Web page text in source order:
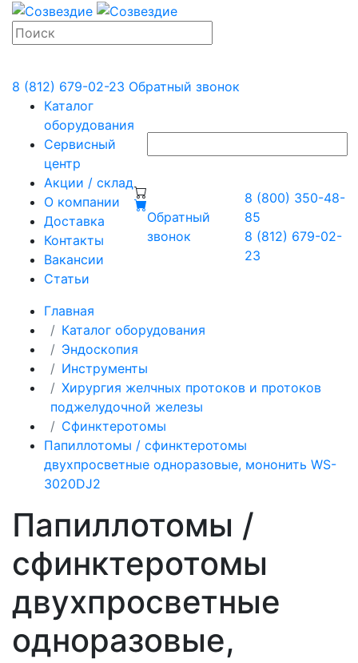
8 (812) 679-02-23 Обратный звонок
Каталог
оборудования
Сервисный
центр
Акции / склад
О компании
Доставка
Контакты
Вакансии
Статьи
Обратный
звонок
8 (800) 350-48-
85
8 (812) 679-02-
23
Главная
Каталог оборудования
Эндоскопия
Инструменты
Хирургия желчных протоков и протоков
поджелудочной железы
Сфинктеротомы
Папиллотомы / сфинктеротомы
двухпросветные одноразовые, мононить WS-
3020DJ2
Папиллотомы /
сфинктеротомы
двухпросветные
одноразовые,